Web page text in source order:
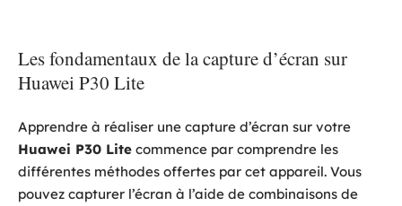
Les fondamentaux de la capture d’écran sur
Huawei P30 Lite
Apprendre à réaliser une capture d’écran sur votre
Huawei P30 Lite commence par comprendre les
différentes méthodes offertes par cet appareil. Vous
pouvez capturer l’écran à l’aide de combinaisons de